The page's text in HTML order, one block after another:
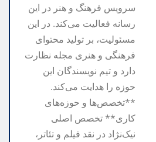
سرویس فرهنگ و هنر در این
رسانه فعالیت می‌کند. در این
مسئولیت، بر تولید محتوای
فرهنگی و هنری مجله نظارت
دارد و تیم نویسندگان این
حوزه را هدایت می‌کند.
**تخصص‌ها و حوزه‌های
کاری** تخصص اصلی
نیک‌نژاد در نقد فیلم و تئاتر،